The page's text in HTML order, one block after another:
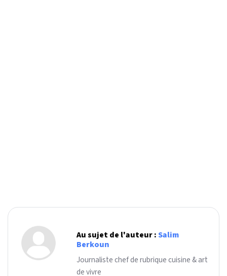
Au sujet de l'auteur :Salim
Berkoun
Journaliste chef de rubrique cuisine & art
de vivre